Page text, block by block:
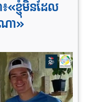
«ខ្ញុំមិនដែល
ា»